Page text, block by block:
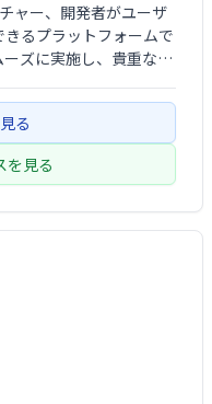
ャー、開発者がユーザ
るプラットフォームで
ズに実施し、貴重なフ
せます。
る
を見る